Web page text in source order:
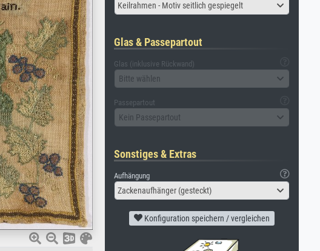
Keilrahmen - Motiv seitlich gespiegelt
Glas & Passepartout
Glas (inklusive Rückwand)
Bitte wählen
Passepartout
Kein Passepartout
Sonstiges & Extras
Aufhängung
Zackenaufhänger (gesteckt)
Konfiguration speichern / vergleichen